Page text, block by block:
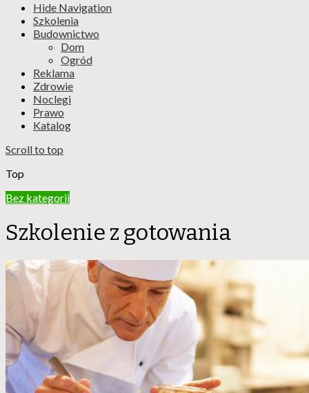
Hide Navigation
Szkolenia
Budownictwo
Dom
Ogród
Reklama
Zdrowie
Noclegi
Prawo
Katalog
Scroll to top
Top
Bez kategorii
Szkolenie z gotowania